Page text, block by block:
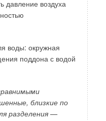
давление воздуха
воды: окружная
поддона с водой
близкие по
разделения —
с высокой
стоимости
гидравлической
расчёта для